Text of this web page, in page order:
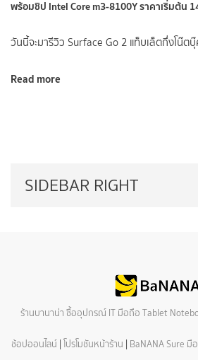
พร้อมชิป Intel Core m3-8100Y ราคาเริ่มต้น
วันนี้จะมารีวิว Surface Go 2 แท็บเล็ตกึ่งโน๊ต
Read more
SIDEBAR RIGHT
ร้านบานาน่า ซื้ออุปกรณ์ IT มือถือ Tablet
ช้อปออนไลน์ | โปรโมชันหน้าร้าน | BaNANA Sure